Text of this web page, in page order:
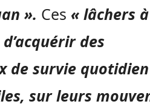
». Ces « lâchers
d’acquérir des
de survie
sur leurs